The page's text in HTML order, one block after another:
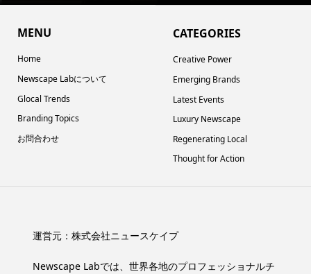
MENU
Home
Newscape Labについて
Glocal Trends
Branding Topics
お問合わせ
CATEGORIES
Creative Power
Emerging Brands
Latest Events
Luxury Newscape
Regenerating Local
Thought for Action
運営元： 株式会社ニュースケイプ
Newscape Labでは、世界各地のプロフェッショナルチ